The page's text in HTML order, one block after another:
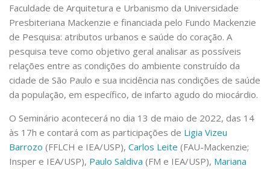
Faculdade de Arquitetura e Urbanismo da Universidade
Presbiteriana Mackenzie e financiada pelo Fundo Mackenzie
de Pesquisa: atributos urbanos e saúde do coração. A
pesquisa teve como objetivo geral analisar as possíveis
relações entre as condições do ambiente construído da
cidade de São Paulo e sua incidência nas condições de saúde
da população, em específico, de infarto agudo do miocárdio.
O Seminário acontecerá no dia 13 de maio de 2022, das 14
às 17h e contará com as participações de Ligia Vizeu
Barrozo (FFLCH e IEA/USP), Carlos Leite (FAU-Mackenzie;
Insper e IEA/USP), Paulo Saldiva (FM e IEA/USP), Mariana